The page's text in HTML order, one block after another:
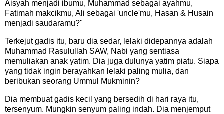
Aisyah menjadi ibumu, Muhammad sebagai ayahmu,
Fatimah makcikmu, Ali sebagai 'uncle'mu, Hasan & Husain
menjadi saudaramu?"
Terkejut gadis itu, baru dia sedar, lelaki didepannya adalah
Muhammad Rasulullah SAW, Nabi yang sentiasa
memuliakan anak yatim. Dia juga dulunya yatim piatu. Siapa
yang tidak ingin berayahkan lelaki paling mulia, dan
beribukan seorang Ummul Mukminin?
Dia membuat gadis kecil yang bersedih di hari raya itu,
tersenyum. Mungkin senyum paling indah. Dia menjemput